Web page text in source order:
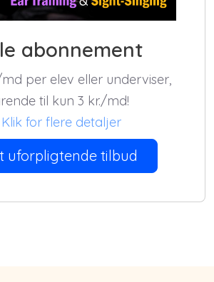
abonnement
per elev eller underviser,
til kun 3 kr./md!
Klik for flere detaljer
uforpligtende tilbud